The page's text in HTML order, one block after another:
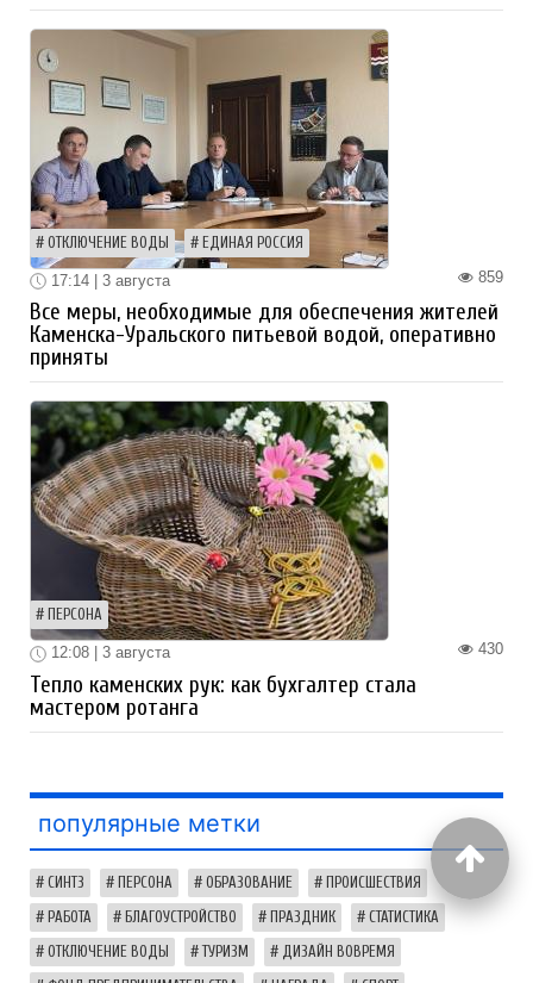
ОТКЛЮЧЕНИЕ ВОДЫ ЕДИНАЯ РОССИЯ
859
17:14 | 3 августа
Все меры, необходимые для обеспечения жителей
Каменска-Уральского питьевой водой, оперативно
приняты
ПЕРСОНА
430
12:08 | 3 августа
Тепло каменских рук: как бухгалтер стала
мастером ротанга
популярные метки
СИНТЗ ПЕРСОНА ОБРАЗОВАНИЕ ПРОИСШЕСТВИЯ
РАБОТА БЛАГОУСТРОЙСТВО ПРАЗДНИК СТАТИСТИКА
ОТКЛЮЧЕНИЕ ВОДЫ ТУРИЗМ ДИЗАЙН ВОВРЕМЯ